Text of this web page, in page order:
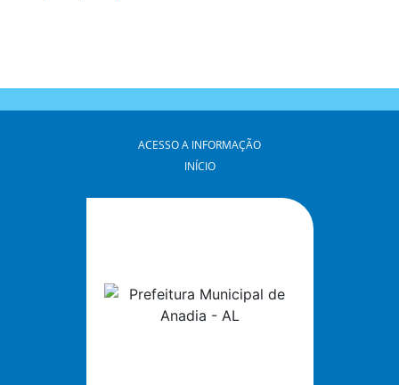
ACESSO A INFORMAÇÃO
INÍCIO